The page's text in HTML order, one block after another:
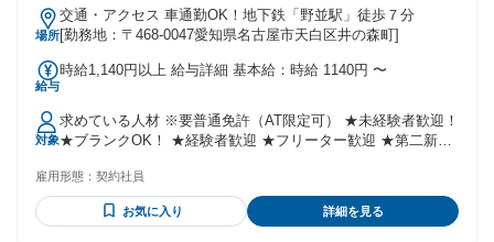
場所
交通・アクセス 車通勤OK！地下鉄「野並駅」徒歩７分
[勤務地：〒468-0047愛知県名古屋市天白区井の森町]
給与
時給1,140円以上 給与詳細 基本給：時給 1140円 〜
対象
求めている人材 ※要普通免許（AT限定可） ★未経験者歓迎！
★ブランクOK！ ★経験者歓迎 ★フリーター歓迎 ★第二新卒
がけ、教習生の送迎を しっかり行える方を求めています。 ＜
次のような方におすすめです＞ ・ドライバーの仕事は未経験
だけど興味がある方 ・送迎ドライバーや牛乳配達の経験があ
雇用形態： 契約社員
お気に入り 詳細を見る